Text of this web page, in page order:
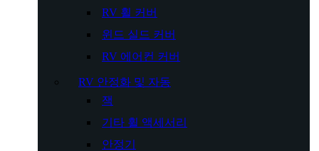
RV 휠 커버
윈드 실드 커버
RV 에어컨 커버
RV 안정화 및 자동
잭
기타 휠 액세서리
안정기